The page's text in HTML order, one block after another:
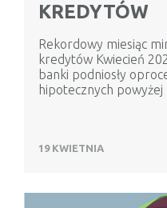
KREDYTÓW
Rekordowy miesiąc
kredytów Kwiecień
banki podniosły
hipotecznych
19 KWIETNIA